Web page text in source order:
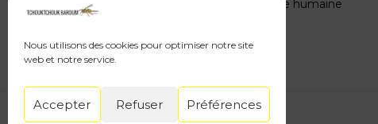
Nous utilisons des cookies pour optimiser notre site
web et notre service.
Accepter Refuser Préférences
Valse humaine